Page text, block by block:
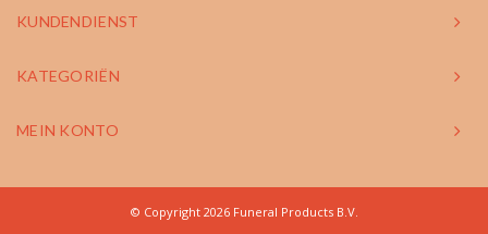
KUNDENDIENST
KATEGORIËN
MEIN KONTO
© Copyright 2026 Funeral Products B.V.